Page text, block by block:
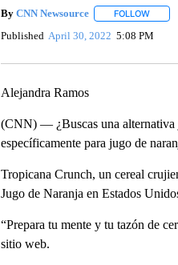
By CNN Newsource FOLLOW
Published April 30, 2022 5:08 PM
Alejandra Ramos
(CNN) — ¿Buscas una alternativa
específicamente para jugo de
Tropicana Crunch, un cereal
Jugo de Naranja en Estados
“Prepara tu mente y tu tazón de
sitio web.